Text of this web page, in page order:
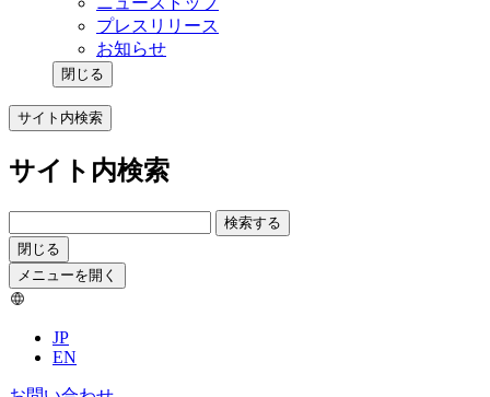
プレスリリース
お知らせ
閉じる
サイト内検索
サイト内検索
検索する
閉じる
メニューを開く
JP
EN